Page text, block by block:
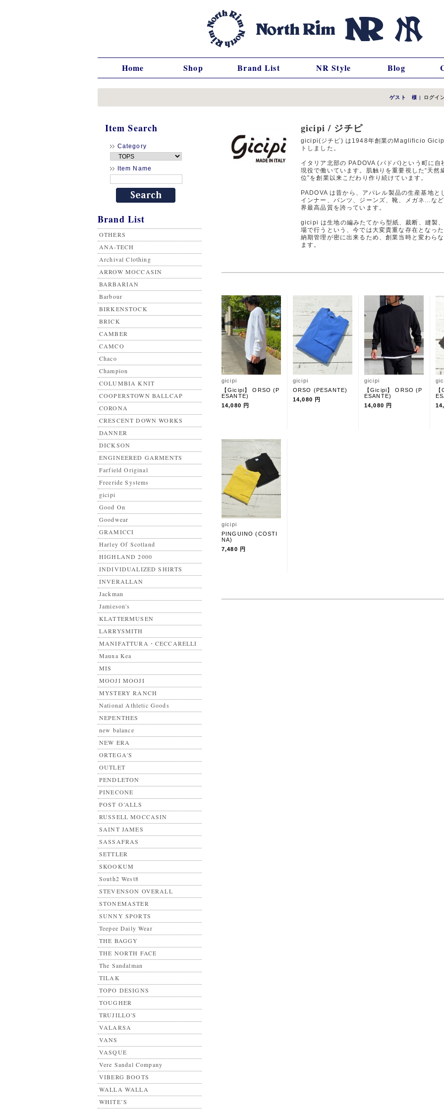
Home Shop Brand List NR Style Blog
ゲスト 様 | ログイ
Item Search
Category
Item Name
Brand List
OTHERS
ANA-TECH
Archival Clothing
ARROW MOCCASIN
BARBARIAN
Barbour
BIRKENSTOCK
BRICK
CAMBER
CAMCO
Chaco
Champion
COLUMBIA KNIT
COOPERSTOWN BALLCAP
CORONA
CRESCENT DOWN WORKS
DANNER
DICKSON
ENGINEERED GARMENTS
Farfield Original
Freeride Systems
gicipi
Good On
Goodwear
GRAMICCI
Harley Of Scotland
HIGHLAND 2000
INDIVIDUALIZED SHIRTS
INVERALLAN
Jackman
Jamieson's
KLATTERMUSEN
LARRYSMITH
MANIFATTURA・CECCARELLI
Mauna Kea
MIS
MOOJI MOOJI
MYSTERY RANCH
National Athletic Goods
NEPENTHES
new balance
NEW ERA
ORTEGA'S
OUTLET
PENDLETON
PINECONE
POST O’ALLS
RUSSELL MOCCASIN
SAINT JAMES
SASSAFRAS
SETTLER
SKOOKUM
South2 West8
STEVENSON OVERALL
STONEMASTER
SUNNY SPORTS
Teepee Daily Wear
THE BAGGY
THE NORTH FACE
The Sandalman
TILAK
TOPO DESIGNS
TOUGHER
TRUJILLO'S
VALARSA
VANS
VASQUE
Vere Sandal Company
VIBERG BOOTS
WALLA WALLA
WHITE’S
gicipi / ジチピ
gicipi(ジチピ) は1948年創業のMaglificio
トしました。
イタリア北部の PADOVA (パドバ)という町に自
現役で働いています。肌触りを重要視した“天然
位”を創業以来こだわり作り続けています。
PADOVA は昔から、アパレル製品の生産基地と
インナー、パンツ、ジーンズ、靴、メガネ…な
界最高品質を誇っています。
gicipi は生地の編みたてから型紙、裁断、縫製
場で行うという、今では大変貴重な存在となっ
納期管理が密に出来るため、創業当時と変わら
ます。
gicipi
【Gicipi】 ORSO (P
ESANTE)
14,080 円
gicipi
ORSO (PESANTE)
14,080 円
gicipi
【Gicipi】 ORSO (P
ESANTE)
14,080 円
gicipi
PINGUINO (COSTI
NA)
7,480 円